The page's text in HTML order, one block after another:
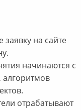
заявку на сайте
начинаются с
отрабатывают